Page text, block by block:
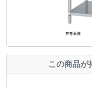
この商品が